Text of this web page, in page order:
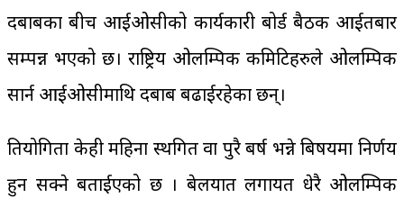
दबाबका बीच आईओसीको कार्यकारी बोर्ड बैठक आईतबार
सम्पन्न भएको छ। राष्ट्रिय ओलम्पिक कमिटिहरुले ओलम्पिक
सार्न आईओसीमाथि दबाब बढाईरहेका छन्।
प्रतियोगिता केही महिना स्थगित वा पुरै बर्ष भन्ने बिषयमा निर्णय
हुन सक्ने बताईएको छ । बेलयात लगायत धेरै ओलम्पिक